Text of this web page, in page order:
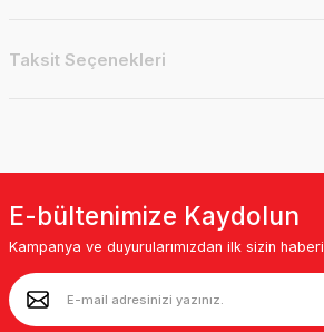
Taksit Seçenekleri
E-bültenimize Kaydolun
Kampanya ve duyurularımızdan ilk sizin